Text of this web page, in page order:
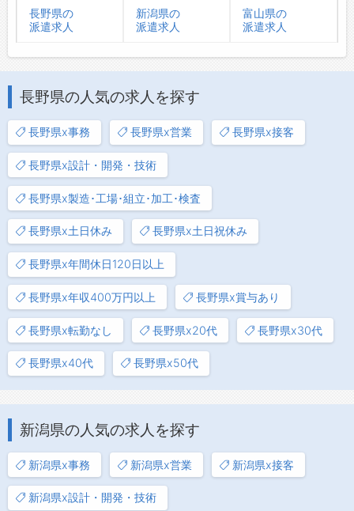
長野県の
派遣求人
新潟県の
派遣求人
富山県の
派遣求人
長野県の人気の求人を探す
長野県x事務 長野県x営業 長野県x接客
長野県x設計・開発・技術
長野県x製造･工場･組立･加工･検査
長野県x土日休み 長野県x土日祝休み
長野県x年間休日120日以上
長野県x年収400万円以上 長野県x賞与あり
長野県x転勤なし 長野県x20代 長野県x30代
長野県x40代 長野県x50代
新潟県の人気の求人を探す
新潟県x事務 新潟県x営業 新潟県x接客
新潟県x設計・開発・技術